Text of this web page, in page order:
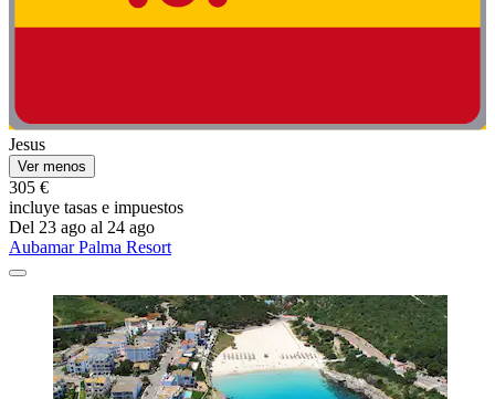
Jesus
Ver menos
305 €
incluye tasas e impuestos
Del 23 ago al 24 ago
Aubamar Palma Resort